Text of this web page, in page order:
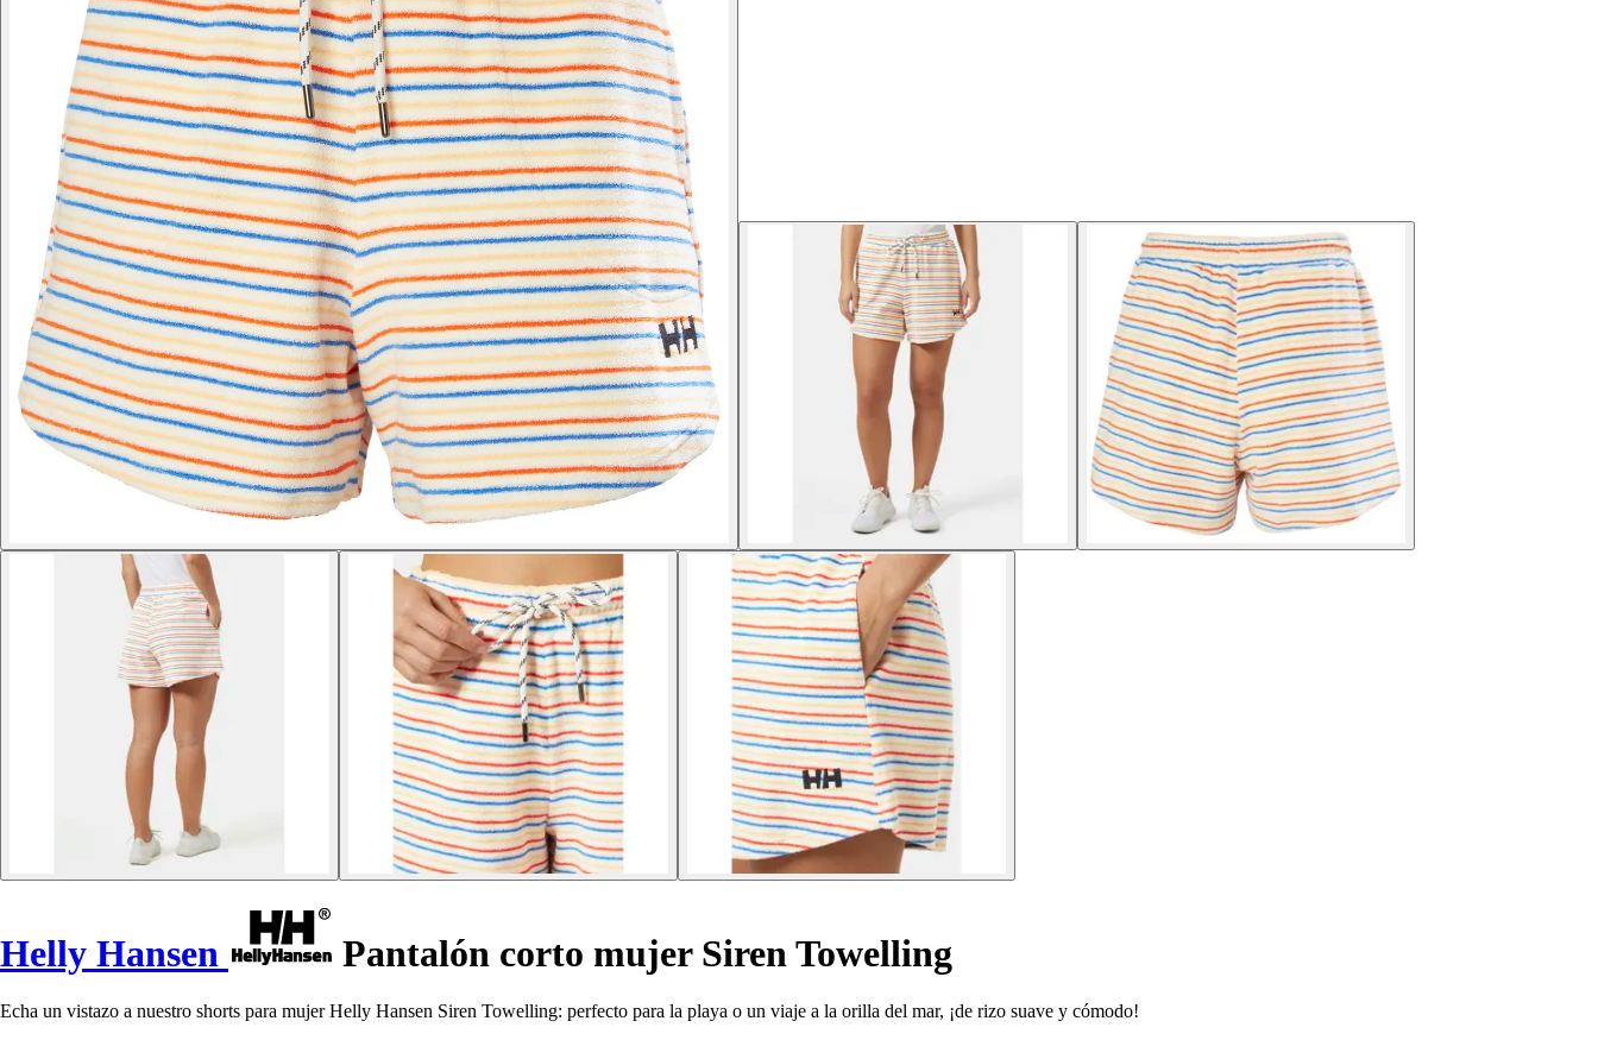
Helly Hansen Pantalón corto mujer Siren Towelling
Echa un vistazo a nuestro shorts para mujer Helly Hansen Siren Towelling: perfecto para la playa o un viaje a la orilla del mar, ¡de rizo suave y cómodo!